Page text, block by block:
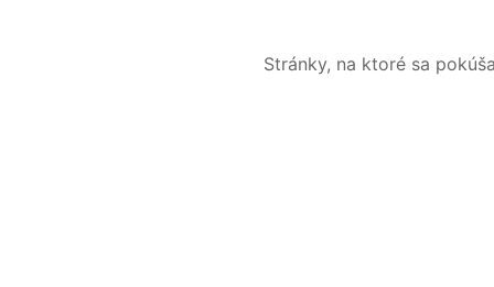
Stránky, na ktoré sa